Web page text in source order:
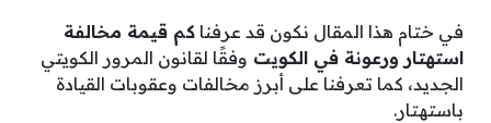
في ختام هذا المقال نكون قد عرفنا كم قيمة مخالفة
استهتار ورعونة في الكويت وفقًا لقانون المرور الكويتي
الجديد، كما تعرفنا على أبرز مخالفات وعقوبات القيادة
باستهتار.